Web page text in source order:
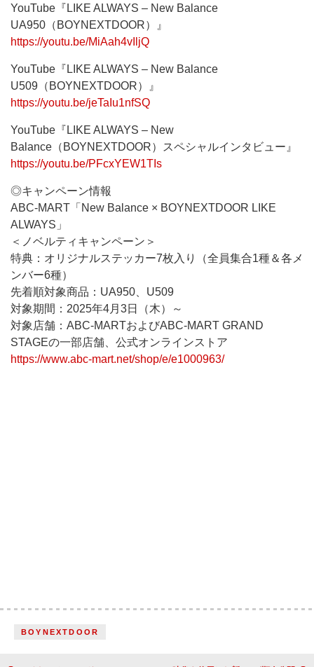
YouTube『LIKE ALWAYS – New Balance
UA950（BOYNEXTDOOR）』
https://youtu.be/MiAah4vIljQ
YouTube『LIKE ALWAYS – New Balance
U509（BOYNEXTDOOR）』
https://youtu.be/jeTaIu1nfSQ
YouTube『LIKE ALWAYS – New
Balance（BOYNEXTDOOR）スペシャルインタビュー』
https://youtu.be/PFcxYEW1TIs
◎キャンペーン情報
ABC-MART「New Balance × BOYNEXTDOOR LIKE
ALWAYS」
＜ノベルティキャンペーン＞
特典：オリジナルステッカー7枚入り（全員集合1種＆各メ
ンバー6種）
先着順対象商品：UA950、U509
対象期間：2025年4月3日（木）～
対象店舗：ABC-MARTおよびABC-MART GRAND
STAGEの一部店舗、公式オンラインストア
https://www.abc-mart.net/shop/e/e1000963/
BOYNEXTDOOR